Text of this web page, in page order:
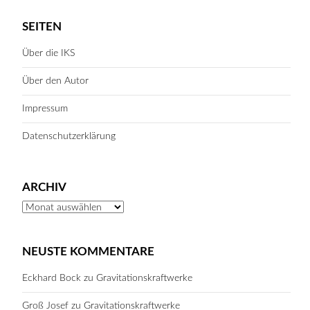
SEITEN
Über die IKS
Über den Autor
Impressum
Datenschutzerklärung
ARCHIV
Archiv
NEUSTE KOMMENTARE
Eckhard Bockzu Gravitationskraftwerke
Groß Josefzu Gravitationskraftwerke